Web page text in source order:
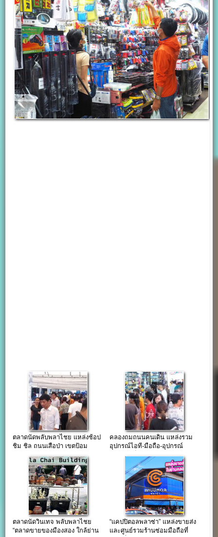
ตลาดนัดพลับพลาไชย แหล่งช้อป
ชิม ชิล ถนนเสือป่า เขตป้อม
คลองถมถนนคนเดิน แหล่งรวม
อุปกรณ์ไอที-มือถือ-อุปกรณ์
ไฟฟ้า-อิเล็กทรอนิกส์ มากมาย…
ตลาดนัดวินเทจ พลับพลาไชย
“ตลาดขายของมืองสอง ใกล้ย่าน
“แคปปิตอลพลาซ่า” แหล่งขายส่ง
และศูนย์รวมร้านซ่อมมือถือที่